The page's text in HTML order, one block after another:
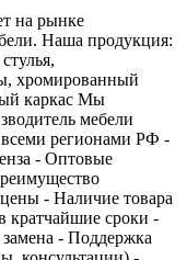
на рынке
Наша продукция:
хромированный
каркас Мы
мебели
всеми регионами РФ -
- Оптовые
- Наличие товара
кратчайшие сроки -
- Поддержка